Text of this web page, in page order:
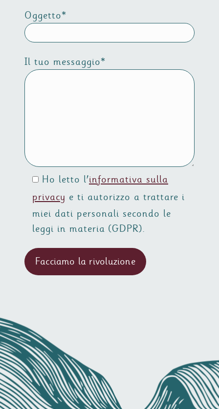
Oggetto*
Il tuo messaggio*
Ho letto l'informativa sulla
privacy e ti autorizzo a trattare i
miei dati personali secondo le
leggi in materia (GDPR).